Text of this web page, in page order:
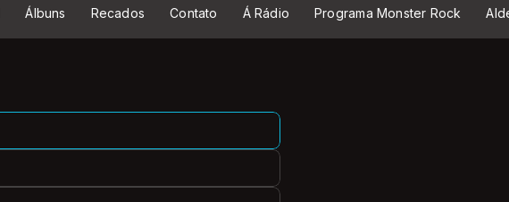
Álbuns Recados Contato Á Rádio Programa Monster Rock